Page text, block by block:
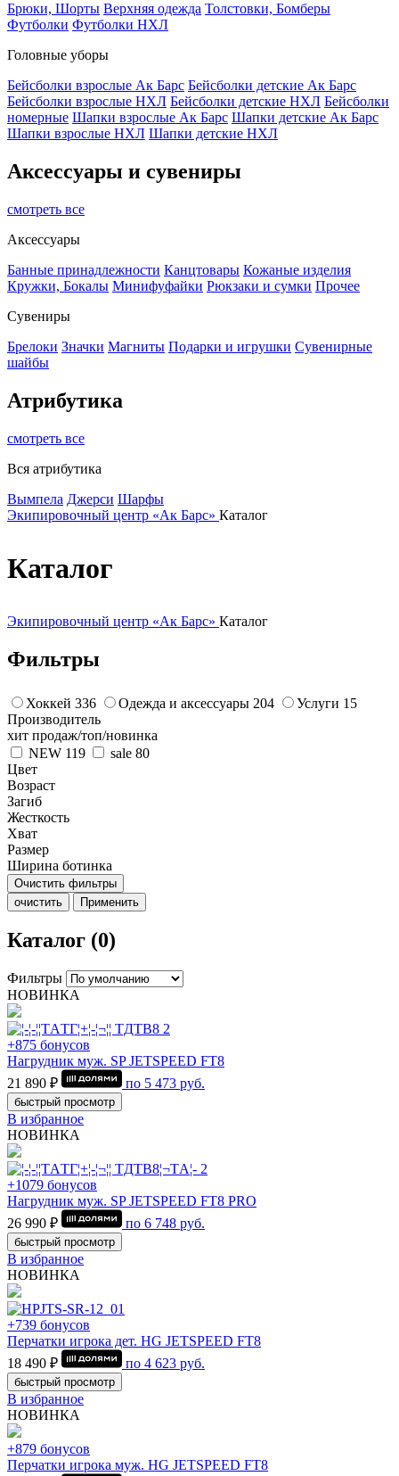
Брюки, Шорты Верхняя одежда Толстовки, Бомберы
Футболки Футболки НХЛ
Головные уборы
Бейсболки взрослые Ак Барс Бейсболки детские Ак Барс
Бейсболки взрослые НХЛ Бейсболки детские НХЛ Бейсболки
номерные Шапки взрослые Ак Барс Шапки детские Ак Барс
Шапки взрослые НХЛ Шапки детские НХЛ
Аксессуары и сувениры
смотреть все
Аксессуары
Банные принадлежности Канцтовары Кожаные изделия
Кружки, Бокалы Минифуфайки Рюкзаки и сумки Прочее
Сувениры
Брелоки Значки Магниты Подарки и игрушки Сувенирные
шайбы
Атрибутика
смотреть все
Вся атрибутика
Вымпела Джерси Шарфы
Экипировочный центр «Ак Барс» Каталог
Каталог
Экипировочный центр «Ак Барс» Каталог
Фильтры
Хоккей 336 Одежда и аксессуары 204 Услуги 15
Производитель
хит продаж/топ/новинка
NEW 119 sale 80
Цвет
Возраст
Загиб
Жесткость
Хват
Размер
Ширина ботинка
Очистить фильтры
очистить
Применить
Каталог (0)
Фильтры
НОВИНКА
+875 бонусов
Нагрудник муж. SP JETSPEED FT8
21 890 ₽
по 5 473 руб.
быстрый просмотр
В избранное
НОВИНКА
+1079 бонусов
Нагрудник муж. SP JETSPEED FT8 PRO
26 990 ₽
по 6 748 руб.
быстрый просмотр
В избранное
НОВИНКА
+739 бонусов
Перчатки игрока дет. HG JETSPEED FT8
18 490 ₽
по 4 623 руб.
быстрый просмотр
В избранное
НОВИНКА
+879 бонусов
Перчатки игрока муж. HG JETSPEED FT8